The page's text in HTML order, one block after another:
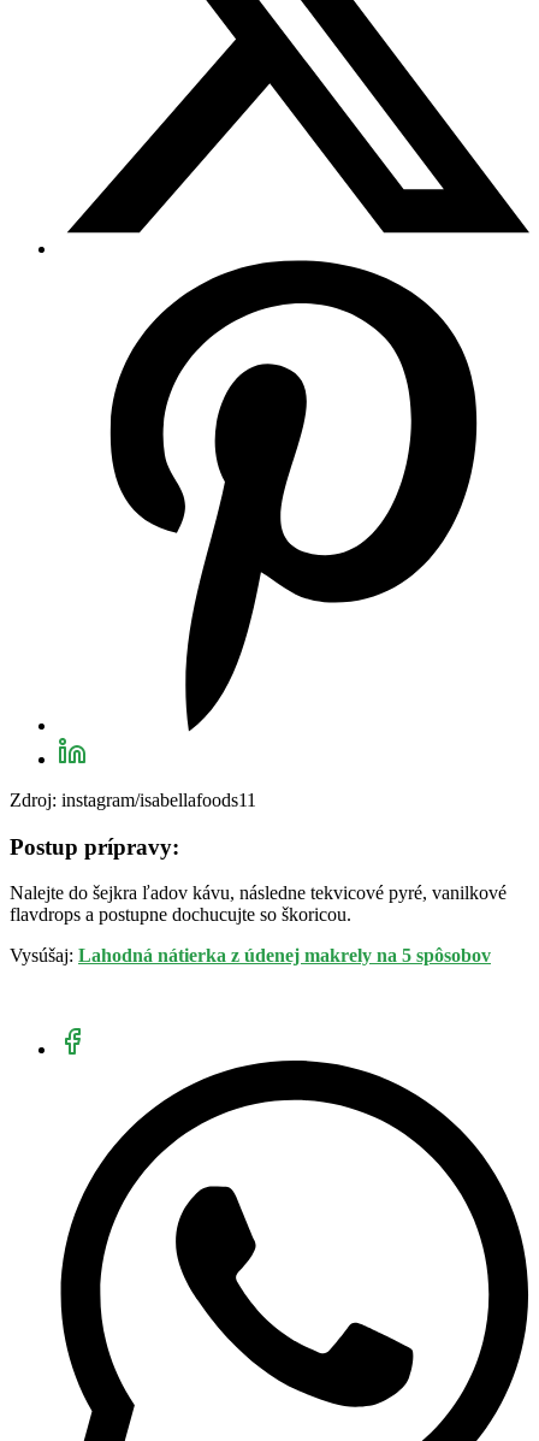
Zdroj: instagram/isabellafoods11
Postup prípravy:
Nalejte do šejkra ľadov kávu, následne tekvicové pyré, vanilkové
flavdrops a postupne dochucujte so škoricou.
Vysúšaj: Lahodná nátierka z údenej makrely na 5 spôsobov